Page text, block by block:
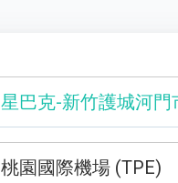
星巴克-新竹護城河門
大霸尖山登山口
桃園國際機場 (TPE)